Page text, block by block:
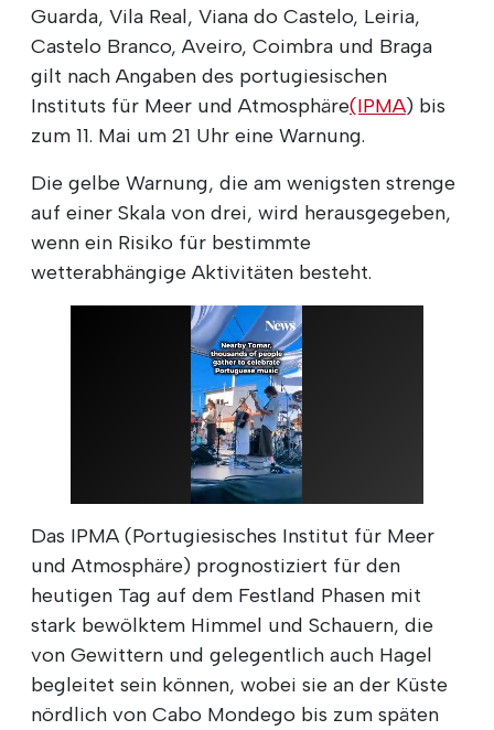
Guarda, Vila Real, Viana do Castelo, Leiria,
Castelo Branco, Aveiro, Coimbra und Braga
gilt nach Angaben des portugiesischen
Instituts für Meer und Atmosphäre(IPMA) bis
zum 11. Mai um 21 Uhr eine Warnung.
Die gelbe Warnung, die am wenigsten strenge
auf einer Skala von drei, wird herausgegeben,
wenn ein Risiko für bestimmte
wetterabhängige Aktivitäten besteht.
Das IPMA (Portugiesisches Institut für Meer
und Atmosphäre) prognostiziert für den
heutigen Tag auf dem Festland Phasen mit
stark bewölktem Himmel und Schauern, die
von Gewittern und gelegentlich auch Hagel
begleitet sein können, wobei sie an der Küste
nördlich von Cabo Mondego bis zum späten